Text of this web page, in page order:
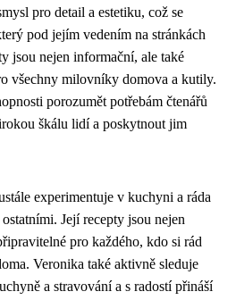
pro detail a estetiku, což se
pod jejím vedením na stránkách
jsou nejen informační, ale také
všechny milovníky domova a kutily.
porozumět potřebám čtenářů
škálu lidí a poskytnout jim
experimentuje v kuchyni a ráda
Její recepty jsou nejen
pro každého, kdo si rád
Veronika také aktivně sleduje
a stravování a s radostí přináší